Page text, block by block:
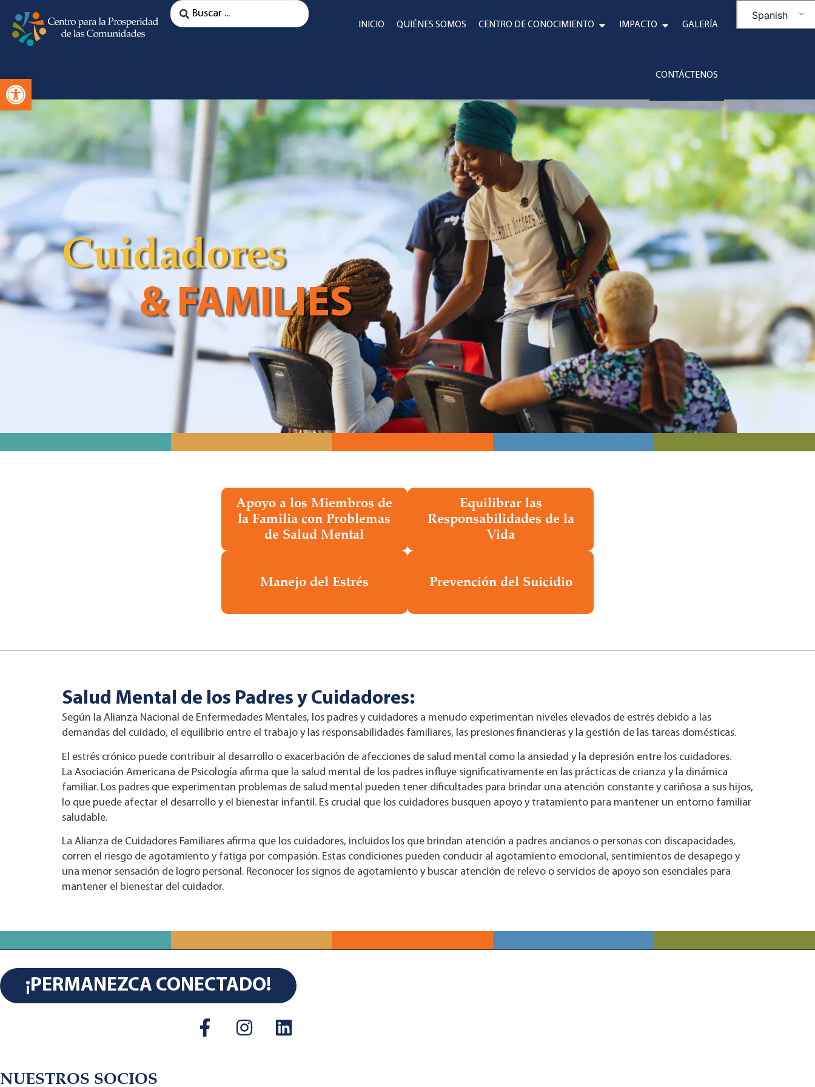
INICIO QUIÉNES SOMOS CENTRO DE CONOCIMIENTO IMPACTO GALERÍA
CONTÁCTENOS
Spanish
Cuidadores
& FAMILIES
Apoyo a los Miembros de
la Familia con Problemas
de Salud Mental
Equilibrar las
Responsabilidades de la
Vida
Manejo del Estrés Prevención del Suicidio
Salud Mental de los Padres y Cuidadores:
Según la Alianza Nacional de Enfermedades Mentales, los padres y cuidadores a menudo experimentan niveles elevados de estrés debido a las
demandas del cuidado, el equilibrio entre el trabajo y las responsabilidades familiares, las presiones financieras y la gestión de las tareas domésticas.
El estrés crónico puede contribuir al desarrollo o exacerbación de afecciones de salud mental como la ansiedad y la depresión entre los cuidadores.
La Asociación Americana de Psicología afirma que la salud mental de los padres influye significativamente en las prácticas de crianza y la dinámica
familiar. Los padres que experimentan problemas de salud mental pueden tener dificultades para brindar una atención constante y cariñosa a sus hijos,
lo que puede afectar el desarrollo y el bienestar infantil. Es crucial que los cuidadores busquen apoyo y tratamiento para mantener un entorno familiar
saludable.
La Alianza de Cuidadores Familiares afirma que los cuidadores, incluidos los que brindan atención a padres ancianos o personas con discapacidades,
corren el riesgo de agotamiento y fatiga por compasión. Estas condiciones pueden conducir al agotamiento emocional, sentimientos de desapego y
una menor sensación de logro personal. Reconocer los signos de agotamiento y buscar atención de relevo o servicios de apoyo son esenciales para
mantener el bienestar del cuidador.
¡PERMANEZCA CONECTADO!
NUESTROS SOCIOS
Abra la barra de herramientas